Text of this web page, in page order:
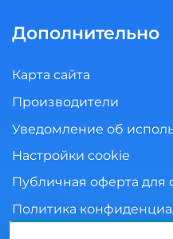
Дополнительно
Карта сайта
Производители
Уведомление об
Настройки cookie
Публичная оферта для
Политика